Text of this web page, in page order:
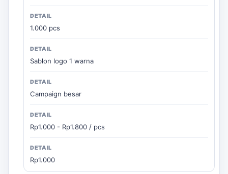
1.000 pcs
Sablon logo 1 warna
Campaign besar
Rp1.000 - Rp1.800 / pcs
Rp1.000